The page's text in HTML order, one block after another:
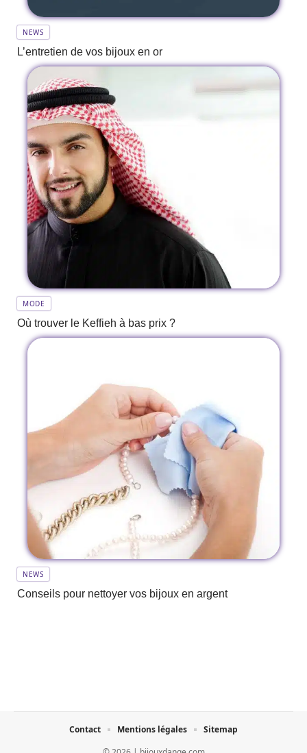
NEWS
L’entretien de vos bijoux en or
MODE
Où trouver le Keffieh à bas prix ?
NEWS
Conseils pour nettoyer vos bijoux en argent
Contact Mentions légales Sitemap